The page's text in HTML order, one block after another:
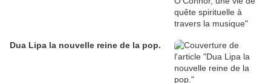
Dua Lipa la nouvelle reine de la pop.